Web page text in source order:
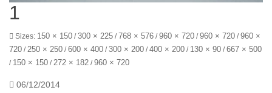
1
Sizes: 150 × 150 / 300 × 225 / 768 × 576 / 960 × 720 / 960 × 720 / 960 ×
720 / 250 × 250 / 600 × 400 / 300 × 200 / 400 × 200 / 130 × 90 / 667 × 500
/ 150 × 150 / 272 × 182 / 960 × 720
06/12/2014